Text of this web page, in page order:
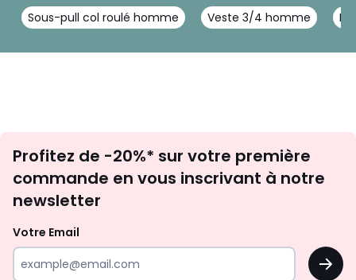
Sous-pull col roulé homme Veste 3/4 homme
newsletter
Profitez de -20%* sur votre première
commande en vous inscrivant à notre
newsletter
Votre Email
OK